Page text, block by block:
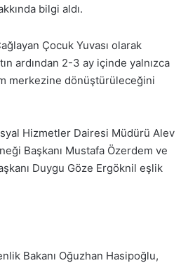
bilgi aldı.
Çocuk Yuvası olarak
ardından 2-3 ay içinde yalnızca
merkezine dönüştürüleceğini
Hizmetler Dairesi Müdürü Alev
Başkanı Mustafa Özerdem ve
Duygu Göze Ergöknil eşlik
Bakanı Oğuzhan Hasipoğlu,